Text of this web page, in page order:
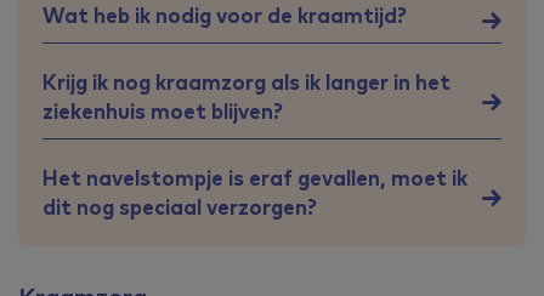
Wat heb ik nodig voor de kraamtijd?
Krijg ik nog kraamzorg als ik langer in het
ziekenhuis moet blijven?
Het navelstompje is eraf gevallen, moet ik
dit nog speciaal verzorgen?